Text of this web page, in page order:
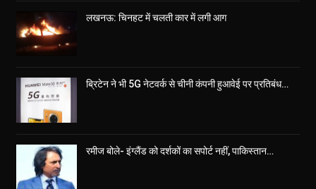
लखनऊ: चिनहट में चलती कार में लगी आग
ब्रिटेन ने भी 5G नेटवर्क से चीनी कंपनी हुआवेई पर प्रतिबंध…
रमीज बोले- इंग्लैंड को दर्शकों का सपोर्ट नहीं, पाकिस्तान…